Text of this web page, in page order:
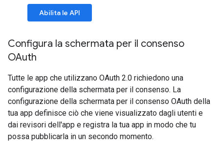
Abilita le API
Configura la schermata per il consenso
OAuth
Tutte le app che utilizzano OAuth 2.0 richiedono una
configurazione della schermata per il consenso. La
configurazione della schermata per il consenso OAuth della
tua app definisce ciò che viene visualizzato dagli utenti e
dai revisori dell'app e registra la tua app in modo che tu
possa pubblicarla in un secondo momento.